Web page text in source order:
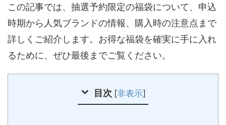
この記事では、抽選予約限定の福袋について、申込
時期から人気ブランドの情報、購入時の注意点まで
詳しくご紹介します。お得な福袋を確実に手に入れ
るために、ぜひ最後までご覧ください。
目次 [非表示]